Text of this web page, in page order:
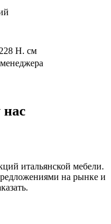
H. см
итальянской мебели.
на рынке и